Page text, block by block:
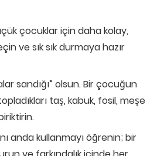
çocuklar için daha kolay,
ve sık sık durmaya hazır
sandığı” olsun. Bir çocuğun
taş, kabuk, fosil, meşe
anda kullanmayı öğrenin; bir